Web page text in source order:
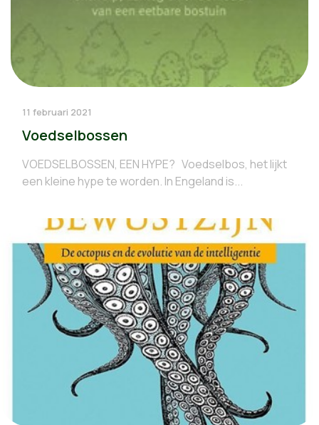
11 februari 2021
Voedselbossen
VOEDSELBOSSEN, EEN HYPE? Voedselbos, het lijkt
een kleine hype te worden. In Engeland is...